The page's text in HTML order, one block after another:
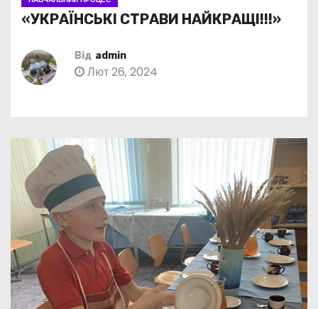
«УКРАЇНСЬКІ СТРАВИ НАЙКРАЩІ!!!»
Від admin
Лют 26, 2024